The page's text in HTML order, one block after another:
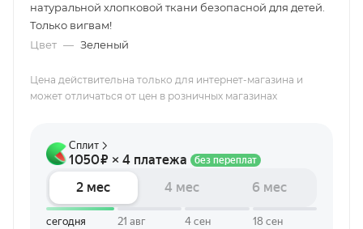
натуральной хлопковой ткани безопасной для детей.
Только вигвам!
Цвет — Зеленый
Цена действительна только для интернет-магазина и
может отличаться от цен в розничных магазинах